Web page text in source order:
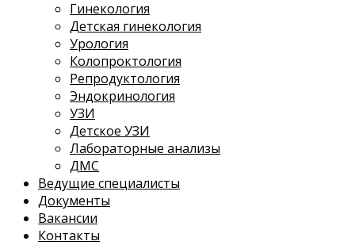
Гинекология
Детская гинекология
Урология
Колопроктология
Репродуктология
Эндокринология
УЗИ
Детское УЗИ
Лабораторные анализы
ДМС
Ведущие специалисты
Документы
Вакансии
Контакты